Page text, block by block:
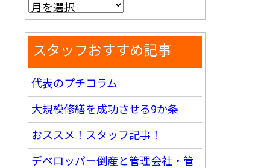
スタッフおすすめ記事
代表のプチコラム
大規模修繕を成功させる9か条
おススメ！スタッフ記事！
デベロッパー倒産と管理会社・管